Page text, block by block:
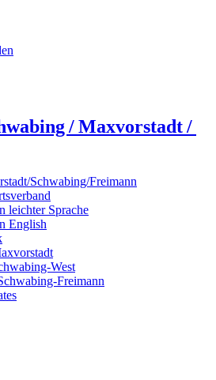
/ Maxvorstadt ⁠/
Schwabing/Freimann
leichter Sprache
English
West
Freimann